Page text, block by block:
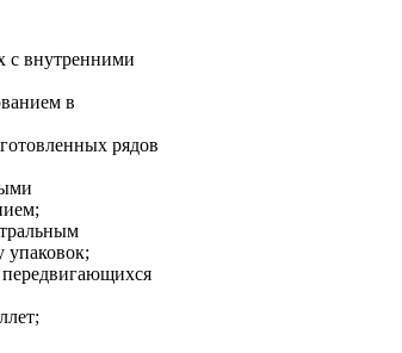
с внутренними
в
рядов
упаковок;
передвигающихся